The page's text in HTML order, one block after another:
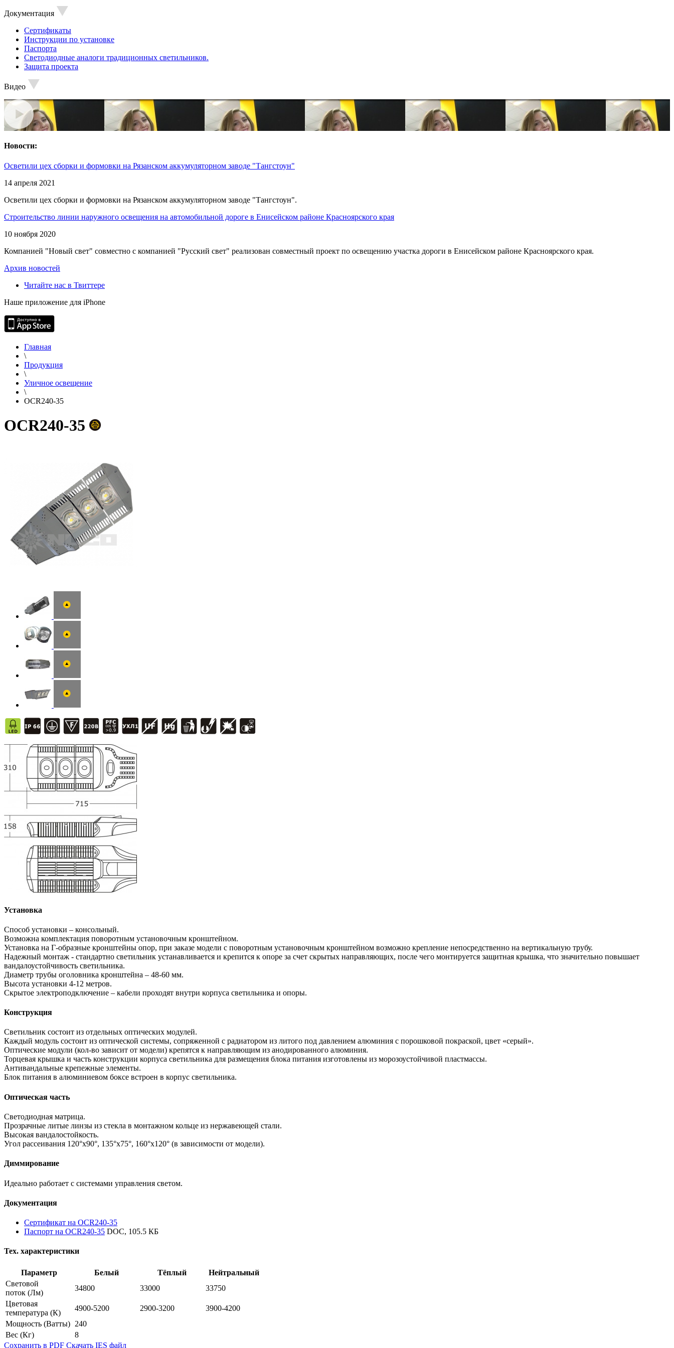
Документация
Сертификаты
Инструкции по установке
Паспорта
Светодиодные аналоги традиционных светильников.
Защита проекта
Видео
Новости:
Осветили цех сборки и формовки на Рязанском аккумуляторном заводе "Тангстоун"
14 апреля 2021
Осветили цех сборки и формовки на Рязанском аккумуляторном заводе "Тангстоун".
Строительство линии наружного освещения на автомобильной дороге в Енисейском районе Красноярского края
10 ноября 2020
Компанией "Новый свет" совместно с компанией "Русский свет" реализован совместный проект по освещению участка дороги в Енисейском районе Красноярского края.
Архив новостей
Читайте нас в Твиттере
Наше приложение для iPhone
Главная
\
Продукция
\
Уличное освещение
\
OCR240-35
OCR240-35
Установка
Способ установки – консольный.
Возможна комплектация поворотным установочным кронштейном.
Установка на Г-образные кронштейны опор, при заказе модели с поворотным установочным кронштейном возможно крепление непосредственно на вертикальную трубу.
Надежный монтаж - стандартно светильник устанавливается и крепится к опоре за счет скрытых направляющих, после чего монтируется защитная крышка, что значительно повышает
вандалоустойчивость светильника.
Диаметр трубы оголовника кронштейна – 48-60 мм.
Высота установки 4-12 метров.
Скрытое электроподключение – кабели проходят внутри корпуса светильника и опоры.
Конструкция
Светильник состоит из отдельных оптических модулей.
Каждый модуль состоит из оптической системы, сопряженной с радиатором из литого под давлением алюминия с порошковой покраской, цвет «серый».
Оптические модули (кол-во зависит от модели) крепятся к направляющим из анодированного алюминия.
Торцевая крышка и часть конструкции корпуса светильника для размещения блока питания изготовлены из морозоустойчивой пластмассы.
Антивандальные крепежные элементы.
Блок питания в алюминиевом боксе встроен в корпус светильника.
Оптическая часть
Светодиодная матрица.
Прозрачные литые линзы из стекла в монтажном кольце из нержавеющей стали.
Высокая вандалостойкость.
Угол рассеивания 120°х90°, 135°х75°, 160°х120° (в зависимости от модели).
Диммирование
Идеально работает с системами управления светом.
Документация
Сертификат на OCR240-35
Паспорт на OCR240-35 DOC, 105.5 КБ
Тех. характеристики
Параметр Белый Тёплый
Нейтральный
Световой
поток (Лм)
34800 33000
33750
Цветовая
температура (К)
4900-5200 2900-3200
3900-4200
Мощность (Ватты) 240
Вес (Кг)
8
Сохранить в PDF Скачать IES файл